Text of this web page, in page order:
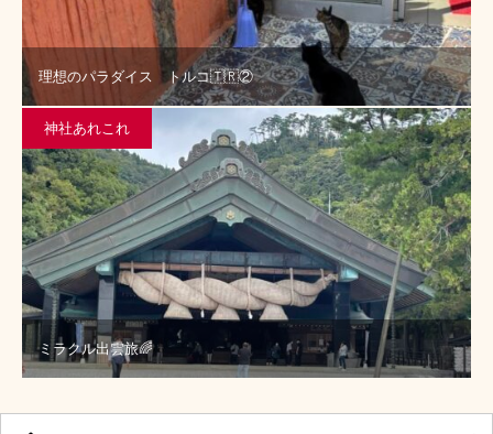
理想のパラダイス トルコ🇹🇷②
神社あれこれ
ミラクル出雲旅🌈